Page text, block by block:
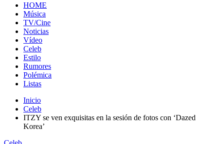
HOME
Música
TV/Cine
Noticias
Vídeo
Celeb
Estilo
Rumores
Polémica
Listas
Inicio
Celeb
ITZY se ven exquisitas en la sesión de fotos con ‘Dazed
Korea’